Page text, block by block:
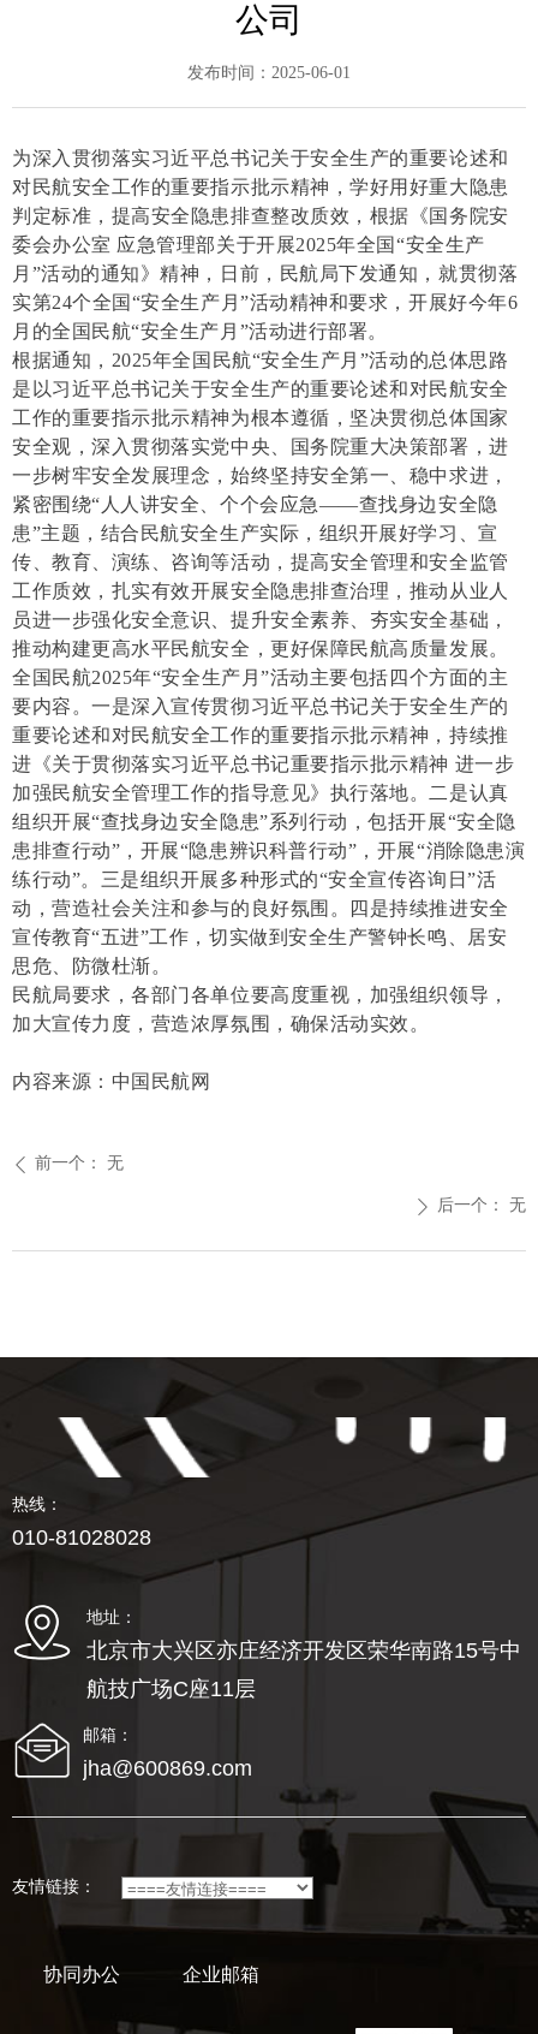
公司
为深入贯彻落实习近平总书记关于安全生产的重要论述和
对民航安全工作的重要指示批示精神，学好用好重大隐患
判定标准，提高安全隐患排查整改质效，根据《国务院安
委会办公室 应急管理部关于开展2025年全国“安全生产
月”活动的通知》精神，日前，民航局下发通知，就贯彻落
实第24个全国“安全生产月”活动精神和要求，开展好今年6
月的全国民航“安全生产月”活动进行部署。
根据通知，2025年全国民航“安全生产月”活动的总体思路
是以习近平总书记关于安全生产的重要论述和对民航安全
工作的重要指示批示精神为根本遵循，坚决贯彻总体国家
安全观，深入贯彻落实党中央、国务院重大决策部署，进
一步树牢安全发展理念，始终坚持安全第一、稳中求进，
紧密围绕“人人讲安全、个个会应急——查找身边安全隐
患”主题，结合民航安全生产实际，组织开展好学习、宣
传、教育、演练、咨询等活动，提高安全管理和安全监管
工作质效，扎实有效开展安全隐患排查治理，推动从业人
员进一步强化安全意识、提升安全素养、夯实安全基础，
推动构建更高水平民航安全，更好保障民航高质量发展。
全国民航2025年“安全生产月”活动主要包括四个方面的主
要内容。一是深入宣传贯彻习近平总书记关于安全生产的
重要论述和对民航安全工作的重要指示批示精神，持续推
进《关于贯彻落实习近平总书记重要指示批示精神 进一步
加强民航安全管理工作的指导意见》执行落地。二是认真
组织开展“查找身边安全隐患”系列行动，包括开展“安全隐
患排查行动”，开展“隐患辨识科普行动”，开展“消除隐患演
练行动”。三是组织开展多种形式的“安全宣传咨询日”活
动，营造社会关注和参与的良好氛围。四是持续推进安全
宣传教育“五进”工作，切实做到安全生产警钟长鸣、居安
思危、防微杜渐。
民航局要求，各部门各单位要高度重视，加强组织领导，
加大宣传力度，营造浓厚氛围，确保活动实效。
内容来源：中国民航网
发布时间： 2025-06-01
ꄴ 前一个： 无
ꄲ 后一个： 无
热线：
010-81028028
地址：
北京市大兴区亦庄经济开发区荣华南路15号中
航技广场C座11层
邮箱：
jha@600869.com
友情链接：
协同办公 企业邮箱